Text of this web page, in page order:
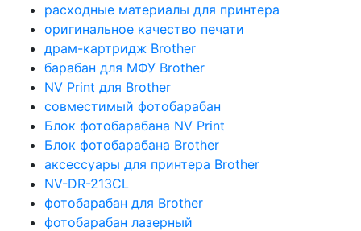
расходные материалы для принтера
оригинальное качество печати
драм-картридж Brother
барабан для МФУ Brother
NV Print для Brother
совместимый фотобарабан
Блок фотобарабана NV Print
Блок фотобарабана Brother
аксессуары для принтера Brother
NV-DR-213CL
фотобарабан для Brother
фотобарабан лазерный